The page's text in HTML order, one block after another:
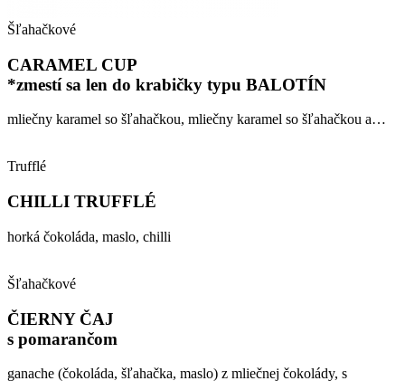
Šľahačkové
CARAMEL CUP
*zmestí sa len do krabičky typu BALOTÍN
mliečny karamel so šľahačkou, mliečny karamel so šľahačkou a…
Trufflé
CHILLI TRUFFLÉ
horká čokoláda, maslo, chilli
Šľahačkové
ČIERNY ČAJ
s pomarančom
ganache (čokoláda, šľahačka, maslo) z mliečnej čokolády, s